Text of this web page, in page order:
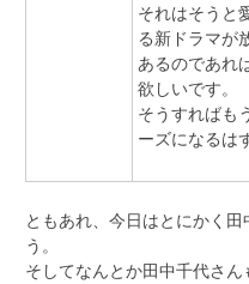
それはそうと
る新ドラマが
あるのであれ
欲しいです。
そうすればも
ーズになるは
ともあれ、今日はとにかく
う。
そしてなんとか田中千代さ